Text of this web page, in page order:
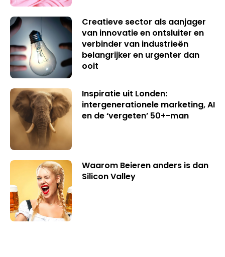
Creatieve sector als aanjager
van innovatie en ontsluiter en
verbinder van industrieën
belangrijker en urgenter dan
ooit
Inspiratie uit Londen:
intergenerationele marketing, AI
en de ‘vergeten’ 50+-man
Waarom Beieren anders is dan
Silicon Valley